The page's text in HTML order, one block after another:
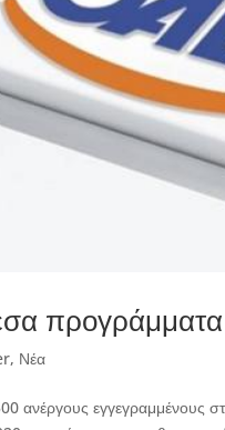
, Νέα
ανέργους εγγεγραμμένους